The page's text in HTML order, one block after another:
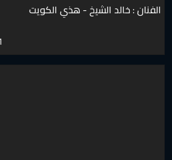
الشيخ - هذي الكويت
2026